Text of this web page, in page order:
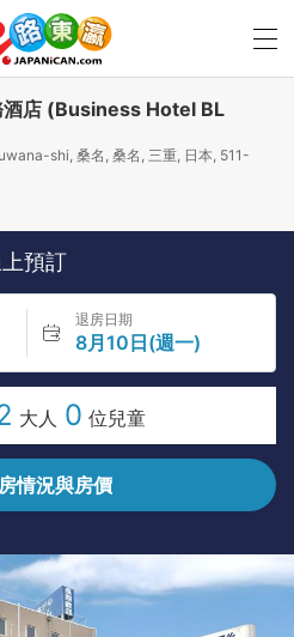
酒店 (Business Hotel BL
shi, 桑名, 桑名, 三重, 日本, 511-
預訂
退房日期
8月10日(週一)
大人 0 位兒童
情況與房價